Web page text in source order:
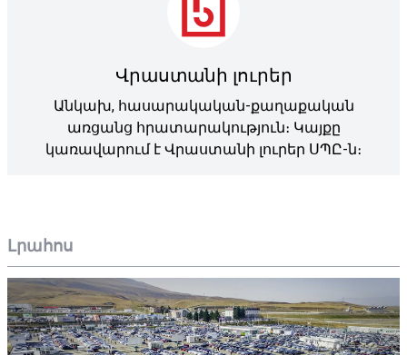
Լրահոս
Վրաստանի լուրեր
Անկախ, հասարակական-քաղաքական
առցանց հրատարակություն։ Կայքը
կառավարում է Վրաստանի լուրեր ՍՊԸ-ն։